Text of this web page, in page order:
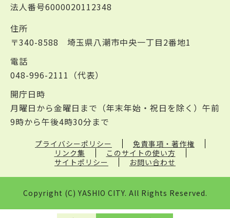
法人番号6000020112348
住所
〒340-8588 埼玉県八潮市中央一丁目2番地1
電話
048-996-2111（代表）
開庁日時
月曜日から金曜日まで（年末年始・祝日を除く）午前
9時から午後4時30分まで
プライバシーポリシー
免責事項・著作権
リンク集
このサイトの使い方
サイトポリシー
お問い合わせ
Copyright (C) YASHIO CITY. All Rights Reserved.